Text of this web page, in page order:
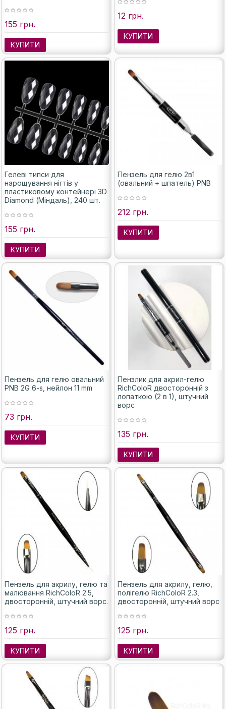
155 грн.
КУПИТИ
12 грн.
КУПИТИ
Гелеві типси для
нарощування нігтів у
пластиковому контейнері 3D
Diamond (Міндаль), 240 шт.
155 грн.
КУПИТИ
Пензель для гелю 2в1
(овальний + шпатель) PNB
212 грн.
КУПИТИ
Пензель для гелю овальний
PNB 2G 6-s, нейлон 11 mm
73 грн.
КУПИТИ
Пензлик для акрил-гелю
RichColoR двосторонній з
лопаткою (2 в 1), штучний
ворс
135 грн.
КУПИТИ
Пензель для акрилу, гелю та
малювання RichColoR 2.5,
двосторонній, штучний ворс.
125 грн.
КУПИТИ
Пензель для акрилу, гелю,
полігелю RichColoR 2.3,
двосторонній, штучний ворс
125 грн.
КУПИТИ